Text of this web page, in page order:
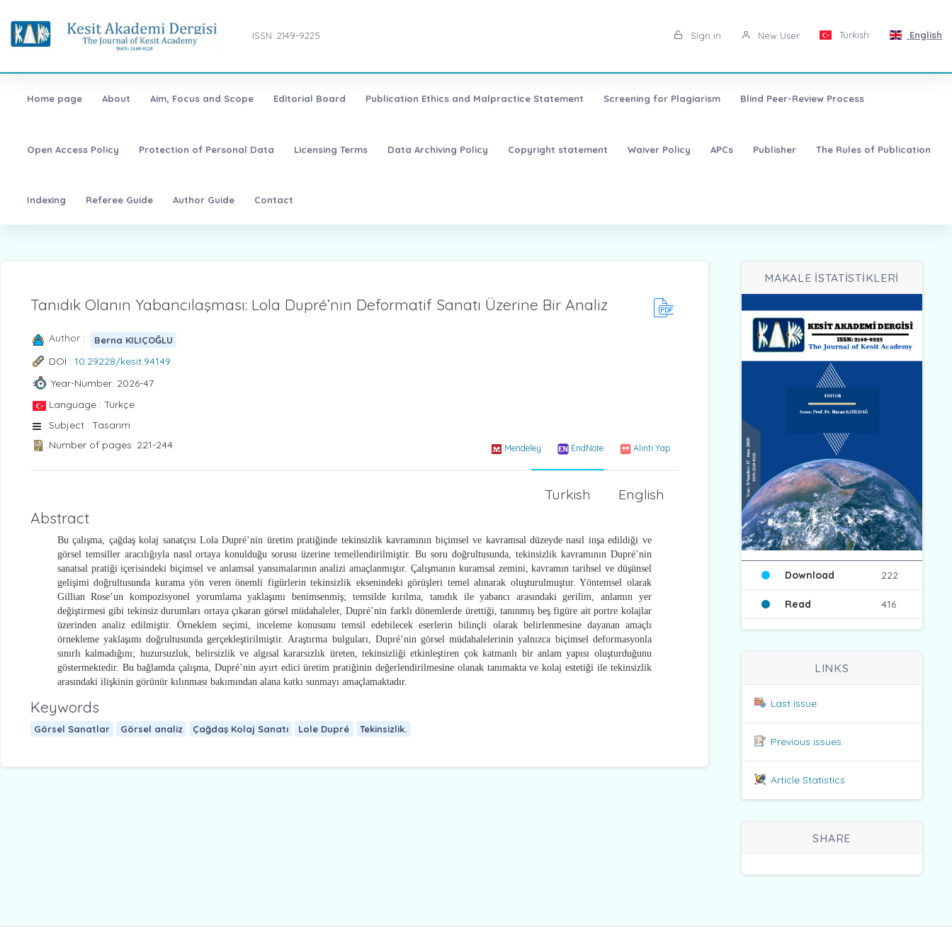
ISSN: 2149-9225 Sign in New User Turkish English
Home page About Aim, Focus and Scope Editorial Board Publication Ethics and Malpractice Statement Screening for Plagiarism Blind Peer-Review Process
Open Access Policy Protection of Personal Data Licensing Terms Data Archiving Policy Copyright statement Waiver Policy APCs Publisher The Rules of Publication
Indexing Referee Guide Author Guide Contact
Tanıdık Olanın Yabancılaşması: Lola Dupré’nin Deformatif Sanatı Üzerine Bir Analiz
Author : Berna KILIÇOĞLU
DOI : 10.29228/kesit.94149
Year-Number: 2026-47
Language : Türkçe
Subject : Tasarım
Number of pages: 221-244
Mendeley EndNote Alıntı Yap
English
Turkish
Abstract
Bu çalışma, çağdaş kolaj sanatçısı Lola Dupré’nin üretim pratiğinde tekinsizlik kavramının biçimsel ve kavramsal düzeyde nasıl inşa edildiği ve
görsel temsiller aracılığıyla nasıl ortaya konulduğu sorusu üzerine temellendirilmiştir. Bu soru doğrultusunda, tekinsizlik kavramının Dupré’nin
sanatsal pratiği içerisindeki biçimsel ve anlamsal yansımalarının analizi amaçlanmıştır. Çalışmanın kuramsal zemini, kavramın tarihsel ve düşünsel
gelişimi doğrultusunda kurama yön veren önemli figürlerin tekinsizlik eksenindeki görüşleri temel alınarak oluşturulmuştur. Yöntemsel olarak
Gillian Rose’un kompozisyonel yorumlama yaklaşımı benimsenmiş; temsilde kırılma, tanıdık ile yabancı arasındaki gerilim, anlamın yer
değiştirmesi gibi tekinsiz durumları ortaya çıkaran görsel müdahaleler, Dupré’nin farklı dönemlerde ürettiği, tanınmış beş figüre ait portre kolajlar
üzerinden analiz edilmiştir. Örneklem seçimi, inceleme konusunu temsil edebilecek eserlerin bilinçli olarak belirlenmesine dayanan amaçlı
örnekleme yaklaşımı doğrultusunda gerçekleştirilmiştir. Araştırma bulguları, Dupré’nin görsel müdahalelerinin yalnızca biçimsel deformasyonla
sınırlı kalmadığını; huzursuzluk, belirsizlik ve algısal kararsızlık üreten, tekinsizliği etkinleştiren çok katmanlı bir anlam yapısı oluşturduğunu
göstermektedir. Bu bağlamda çalışma, Dupré’nin ayırt edici üretim pratiğinin değerlendirilmesine olanak tanımakta ve kolaj estetiği ile tekinsizlik
arasındaki ilişkinin görünür kılınması bakımından alana katkı sunmayı amaçlamaktadır.
Keywords
Görsel Sanatlar Görsel analiz Çağdaş Kolaj Sanatı Lole Dupré Tekinsizlik.
MAKALE İSTATİSTİKLERİ
Download 222
Read 416
LINKS
Last issue
Previous issues
Article Statistics
SHARE